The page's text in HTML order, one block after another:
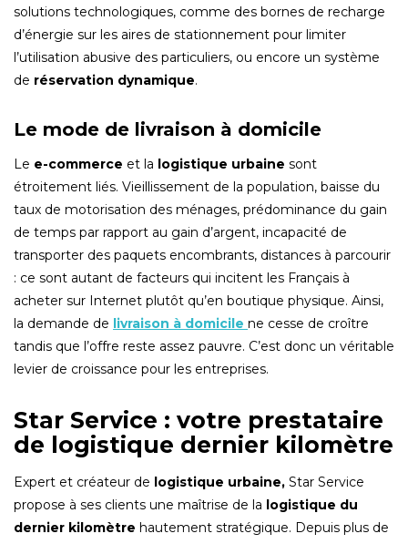
solutions technologiques, comme des bornes de recharge
d’énergie sur les aires de stationnement pour limiter
l’utilisation abusive des particuliers, ou encore un système
de réservation dynamique.
Le mode de livraison à domicile
Le e-commerce et la logistique urbaine sont
étroitement liés. Vieillissement de la population, baisse du
taux de motorisation des ménages, prédominance du gain
de temps par rapport au gain d’argent, incapacité de
transporter des paquets encombrants, distances à parcourir
: ce sont autant de facteurs qui incitent les Français à
acheter sur Internet plutôt qu’en boutique physique. Ainsi,
la demande de livraison à domicile ne cesse de croître
tandis que l’offre reste assez pauvre. C’est donc un véritable
levier de croissance pour les entreprises.
Star Service : votre prestataire
de logistique dernier kilomètre
Expert et créateur de logistique urbaine, Star Service
propose à ses clients une maîtrise de la logistique du
dernier kilomètre hautement stratégique. Depuis plus de